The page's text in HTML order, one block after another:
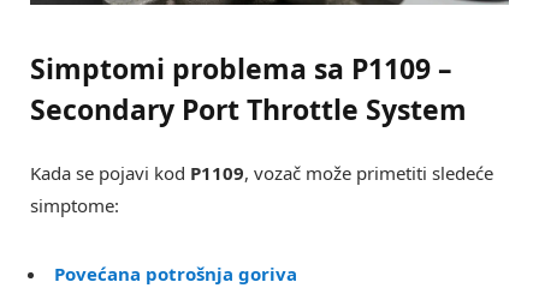
Simptomi problema sa P1109 –
Secondary Port Throttle System
Kada se pojavi kod P1109, vozač može primetiti sledeće
simptome:
Povećana potrošnja goriva